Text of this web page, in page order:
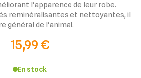
l'apparence de leur robe.
reminéralisantes et nettoyantes, il
général de l'animal.
15,99 €
En stock